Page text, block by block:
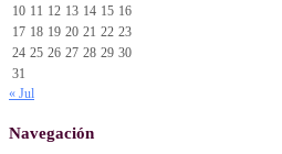
10 11 12 13 14 15 16
17 18 19 20 21 22 23
24 25 26 27 28 29 30
31
« Jul
Navegación